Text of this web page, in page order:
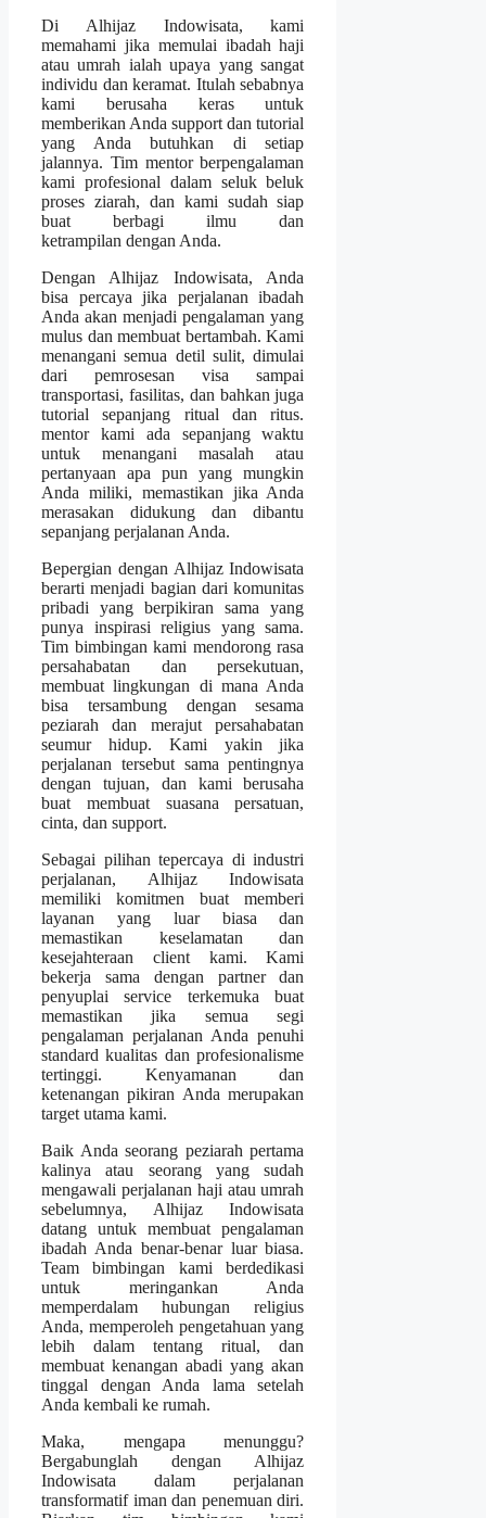
Di Alhijaz Indowisata, kami
memahami jika memulai ibadah haji
atau umrah ialah upaya yang sangat
individu dan keramat. Itulah sebabnya
kami berusaha keras untuk
memberikan Anda support dan tutorial
yang Anda butuhkan di setiap
jalannya. Tim mentor berpengalaman
kami profesional dalam seluk beluk
proses ziarah, dan kami sudah siap
buat berbagi ilmu dan
ketrampilan dengan Anda.
Dengan Alhijaz Indowisata, Anda
bisa percaya jika perjalanan ibadah
Anda akan menjadi pengalaman yang
mulus dan membuat bertambah. Kami
menangani semua detil sulit, dimulai
dari pemrosesan visa sampai
transportasi, fasilitas, dan bahkan juga
tutorial sepanjang ritual dan ritus.
mentor kami ada sepanjang waktu
untuk menangani masalah atau
pertanyaan apa pun yang mungkin
Anda miliki, memastikan jika Anda
merasakan didukung dan dibantu
sepanjang perjalanan Anda.
Bepergian dengan Alhijaz Indowisata
berarti menjadi bagian dari komunitas
pribadi yang berpikiran sama yang
punya inspirasi religius yang sama.
Tim bimbingan kami mendorong rasa
persahabatan dan persekutuan,
membuat lingkungan di mana Anda
bisa tersambung dengan sesama
peziarah dan merajut persahabatan
seumur hidup. Kami yakin jika
perjalanan tersebut sama pentingnya
dengan tujuan, dan kami berusaha
buat membuat suasana persatuan,
cinta, dan support.
Sebagai pilihan tepercaya di industri
perjalanan, Alhijaz Indowisata
memiliki komitmen buat memberi
layanan yang luar biasa dan
memastikan keselamatan dan
kesejahteraan client kami. Kami
bekerja sama dengan partner dan
penyuplai service terkemuka buat
memastikan jika semua segi
pengalaman perjalanan Anda penuhi
standard kualitas dan profesionalisme
tertinggi. Kenyamanan dan
ketenangan pikiran Anda merupakan
target utama kami.
Baik Anda seorang peziarah pertama
kalinya atau seorang yang sudah
mengawali perjalanan haji atau umrah
sebelumnya, Alhijaz Indowisata
datang untuk membuat pengalaman
ibadah Anda benar-benar luar biasa.
Team bimbingan kami berdedikasi
untuk meringankan Anda
memperdalam hubungan religius
Anda, memperoleh pengetahuan yang
lebih dalam tentang ritual, dan
membuat kenangan abadi yang akan
tinggal dengan Anda lama setelah
Anda kembali ke rumah.
Maka, mengapa menunggu?
Bergabunglah dengan Alhijaz
Indowisata dalam perjalanan
transformatif iman dan penemuan diri.